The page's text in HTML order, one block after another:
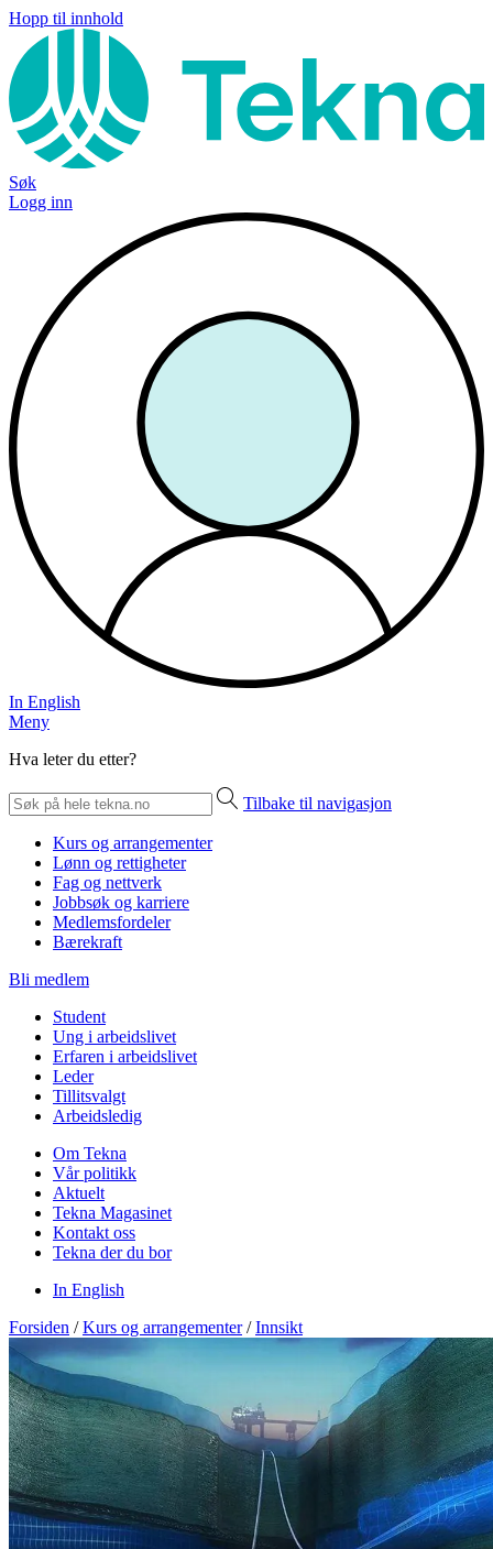
Hopp til innhold
Søk
Logg inn
In English
Meny
Hva leter du etter?
Tilbake til navigasjon
Kurs og arrangementer
Lønn og rettigheter
Fag og nettverk
Jobbsøk og karriere
Medlemsfordeler
Bærekraft
Bli medlem
Student
Ung i arbeidslivet
Erfaren i arbeidslivet
Leder
Tillitsvalgt
Arbeidsledig
Om Tekna
Vår politikk
Aktuelt
Tekna Magasinet
Kontakt oss
Tekna der du bor
In English
Forsiden / Kurs og arrangementer / Innsikt